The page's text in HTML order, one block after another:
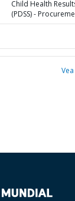
Child Health
(PDSS) -